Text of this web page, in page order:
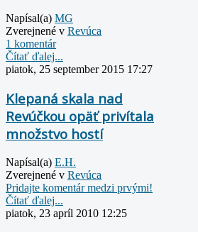
Napísal(a) MG
Zverejnené v Revúca
1 komentár
Čítať ďalej...
piatok, 25 september 2015 17:27
Klepaná skala nad
Revúčkou opäť privítala
množstvo hostí
Napísal(a) E.H.
Zverejnené v Revúca
Pridajte komentár medzi prvými!
Čítať ďalej...
piatok, 23 apríl 2010 12:25